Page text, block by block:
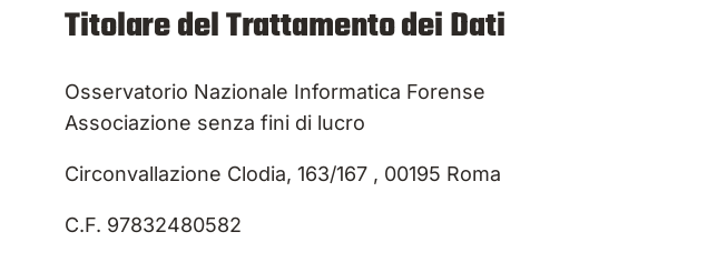
Titolare del Trattamento dei Dati
Osservatorio Nazionale Informatica Forense
Associazione senza fini di lucro
Circonvallazione Clodia, 163/167 , 00195 Roma
C.F. 97832480582